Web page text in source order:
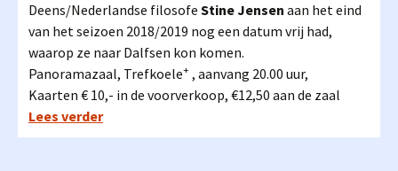
Deens/Nederlandse filosofe Stine Jensen aan het eind
van het seizoen 2018/2019 nog een datum vrij had,
waarop ze naar Dalfsen kon komen.
Panoramazaal, Trefkoele+ , aanvang 20.00 uur,
Kaarten € 10,- in de voorverkoop, €12,50 aan de zaal
Lees verder